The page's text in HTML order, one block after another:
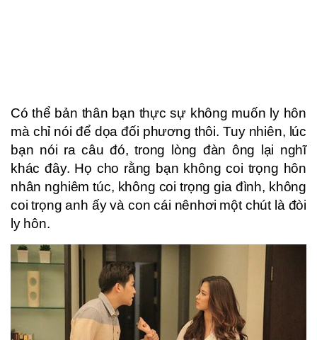
Có thể bản thân bạn thực sự không muốn ly hôn
mà chỉ nói để dọa đối phương thôi. Tuy nhiên, lúc
bạn nói ra câu đó, trong lòng đàn ông lại nghĩ
khác đây. Họ cho rằng bạn không coi trọng hôn
nhân nghiêm túc, không coi trọng gia đình, không
coi trọng anh ấy và con cái nênhơi một chút là đòi
ly hôn.